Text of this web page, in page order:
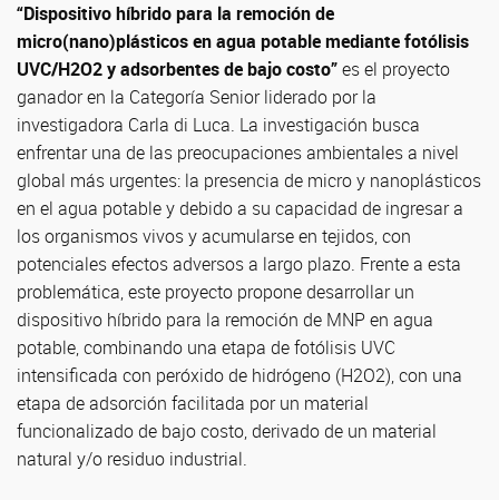
“Dispositivo híbrido para la remoción de
micro(nano)plásticos en agua potable mediante fotólisis
UVC/H2O2 y adsorbentes de bajo costo”es el proyecto
ganador en la Categoría Senior liderado por la
investigadora Carla di Luca. La investigación busca
enfrentar una de las preocupaciones ambientales a nivel
global más urgentes: la presencia de micro y nanoplásticos
en el agua potable y debido a su capacidad de ingresar a
los organismos vivos y acumularse en tejidos, con
potenciales efectos adversos a largo plazo. Frente a esta
problemática, este proyecto propone desarrollar un
dispositivo híbrido para la remoción de MNP en agua
potable, combinando una etapa de fotólisis UVC
intensificada con peróxido de hidrógeno (H2O2), con una
etapa de adsorción facilitada por un material
funcionalizado de bajo costo, derivado de un material
natural y/o residuo industrial.